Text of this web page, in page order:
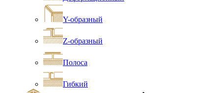
Y-образный
Z-образный
Полоса
Гибкий